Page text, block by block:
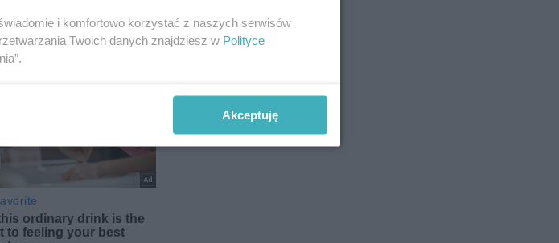
i komfortowo korzystać z naszych serwisów
Twoich danych znajdziesz w Polityce
Akceptuję